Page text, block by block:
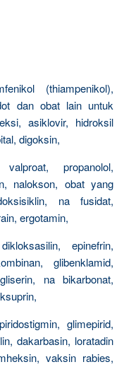
(thiampenikol),
dan obat lain untuk
asiklovir, hidroksil
digoksin,
propanolol,
nalokson, obat yang
na fusidat,
ergotamin,
epinefrin,
glibenklamid,
na bikarbonat,
glimepirid,
dakarbasin, loratadin
vaksin rabies,